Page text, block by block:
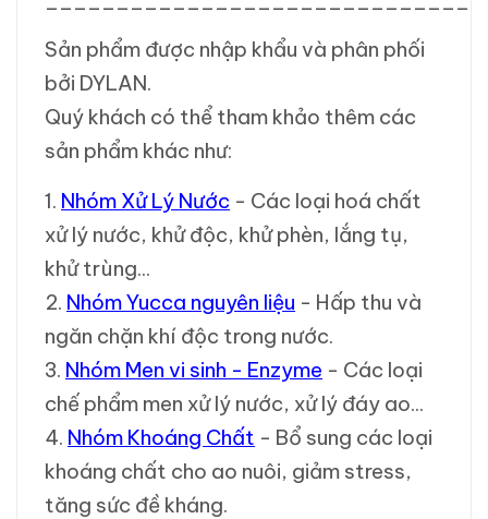
Sản phẩm được nhập khẩu và phân phối
bởi DYLAN.
Quý khách có thể tham khảo thêm các
sản phẩm khác như:
1. Nhóm Xử Lý Nước - Các loại hoá chất
xử lý nước, khử độc, khử phèn, lắng tụ,
khử trùng...
2. Nhóm Yucca nguyên liệu - Hấp thu và
ngăn chặn khí độc trong nước.
3. Nhóm Men vi sinh - Enzyme - Các loại
chế phẩm men xử lý nước, xử lý đáy ao...
4. Nhóm Khoáng Chất - Bổ sung các loại
khoáng chất cho ao nuôi, giảm stress,
tăng sức đề kháng.